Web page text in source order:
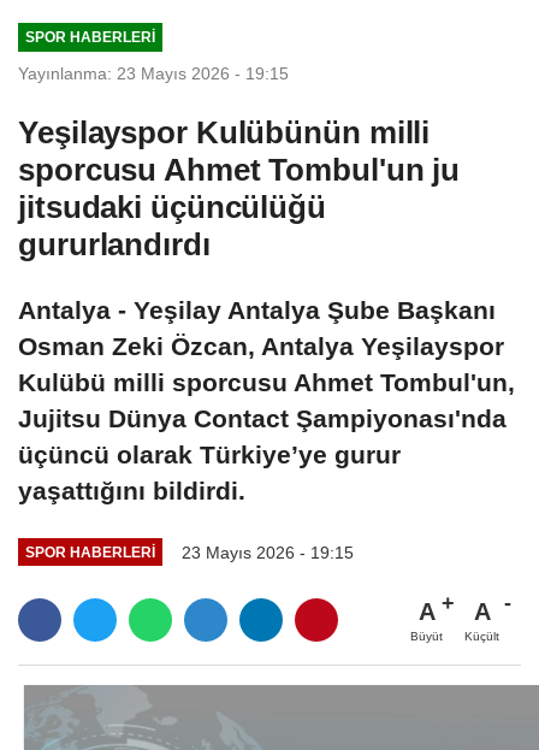
SPOR HABERLERI
Yayınlanma: 23 Mayıs 2026 - 19:15
Yeşilayspor Kulübünün milli
sporcusu Ahmet Tombul'un ju
jitsudaki üçüncülüğü
gururlandırdı
Antalya - Yeşilay Antalya Şube Başkanı
Osman Zeki Özcan, Antalya Yeşilayspor
Kulübü milli sporcusu Ahmet Tombul'un,
Jujitsu Dünya Contact Şampiyonası'nda
üçüncü olarak Türkiye’ye gurur
yaşattığını bildirdi.
SPOR HABERLERI 23 Mayıs 2026 - 19:15
A
Büyüt
A
Küçült